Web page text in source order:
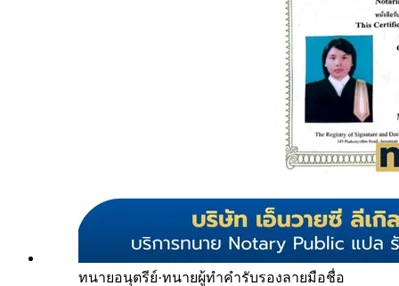
ทนายอนุตรีย์·ทนายผู้ทำคำรับรองลายมือชื่อ